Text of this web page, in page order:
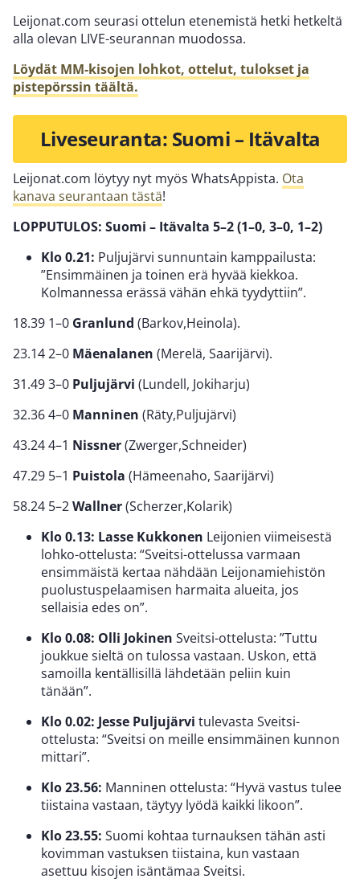
Leijonat.com seurasi ottelun etenemistä hetki hetkeltä
alla olevan LIVE-seurannan muodossa.
Löydät MM-kisojen lohkot, ottelut, tulokset ja
pistepörssin täältä.
Liveseuranta: Suomi – Itävalta
Leijonat.com löytyy nyt myös WhatsAppista. Ota
kanava seurantaan tästä!
LOPPUTULOS: Suomi – Itävalta 5–2 (1–0, 3–0, 1–2)
Klo 0.21: Puljujärvi sunnuntain kamppailusta:
”Ensimmäinen ja toinen erä hyvää kiekkoa.
Kolmannessa erässä vähän ehkä tyydyttiin”.
18.39 1–0 Granlund (Barkov,Heinola).
23.14 2–0 Mäenalanen (Merelä, Saarijärvi).
31.49 3–0 Puljujärvi (Lundell, Jokiharju)
32.36 4–0 Manninen (Räty,Puljujärvi)
43.24 4–1 Nissner(Zwerger,Schneider)
47.29 5–1 Puistola (Hämeenaho, Saarijärvi)
58.24 5–2Wallner(Scherzer,Kolarik)
Klo 0.13: Lasse Kukkonen Leijonien viimeisestä
lohko-ottelusta: “Sveitsi-ottelussa varmaan
ensimmäistä kertaa nähdään Leijonamiehistön
puolustuspelaamisen harmaita alueita, jos
sellaisia edes on”.
Klo 0.08: Olli Jokinen Sveitsi-ottelusta: ”Tuttu
joukkue sieltä on tulossa vastaan. Uskon, että
samoilla kentällisillä lähdetään peliin kuin
tänään”.
Klo 0.02: Jesse Puljujärvi tulevasta Sveitsi-
ottelusta: “Sveitsi on meille ensimmäinen kunnon
mittari”.
Klo 23.56: Manninen ottelusta: “Hyvä vastus tulee
tiistaina vastaan, täytyy lyödä kaikki likoon”.
Klo 23.55: Suomi kohtaa turnauksen tähän asti
kovimman vastuksen tiistaina, kun vastaan
asettuu kisojen isäntämaa Sveitsi.